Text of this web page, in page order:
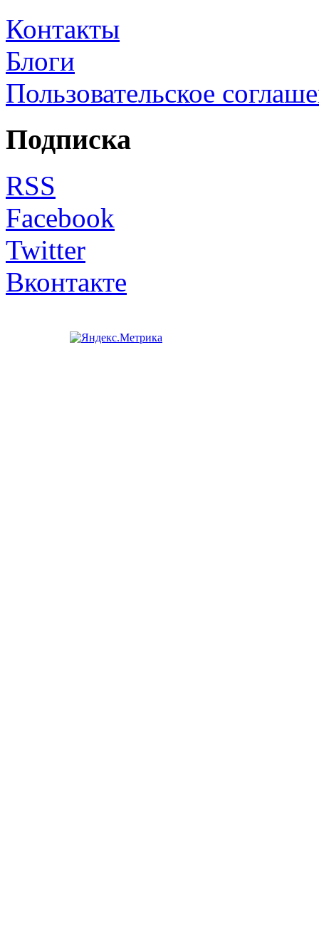
Контакты
Блоги
Пользовательское
Подписка
RSS
Facebook
Twitter
Вконтакте